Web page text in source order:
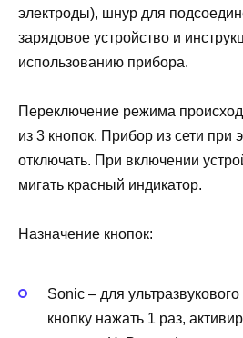
электроды), шнур для
зарядовое устройство и
использованию прибора.
Переключение режима
из 3 кнопок. Прибор из сети при
отключать. При включении
мигать красный индикатор.
Назначение кнопок:
Sonic – для
кнопку нажать 1 раз,